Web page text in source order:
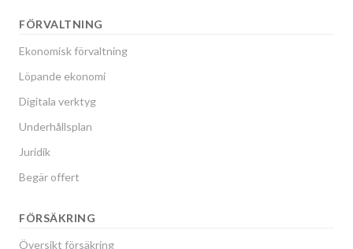
FÖRVALTNING
Ekonomisk förvaltning
Löpande ekonomi
Digitala verktyg
Underhållsplan
Juridik
Begär offert
FÖRSÄKRING
Översikt försäkring